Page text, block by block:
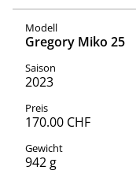
Gregory Miko 25
2023
170.00 CHF
942 g